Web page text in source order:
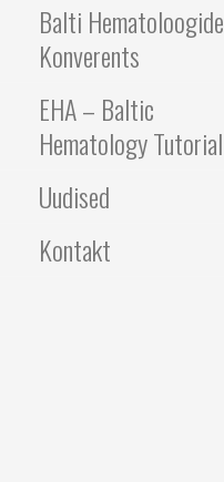
Balti Hematoloogide
Konverents
EHA – Baltic
Hematology Tutorial
Uudised
Kontakt